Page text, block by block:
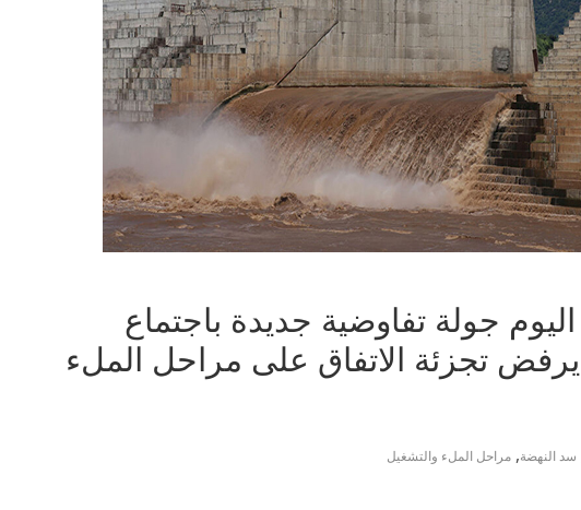
جولة تفاوضية جديدة باجتماع
تجزئة الاتفاق على مراحل الملء
سد النهضة, مراحل الملء والتشغيل